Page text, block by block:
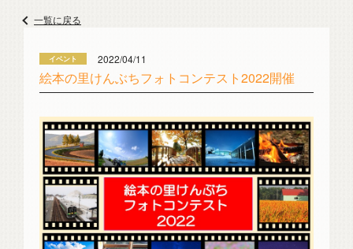
一覧に戻る
2022/04/11
絵本の里けんぶちフォトコンテスト2022開催